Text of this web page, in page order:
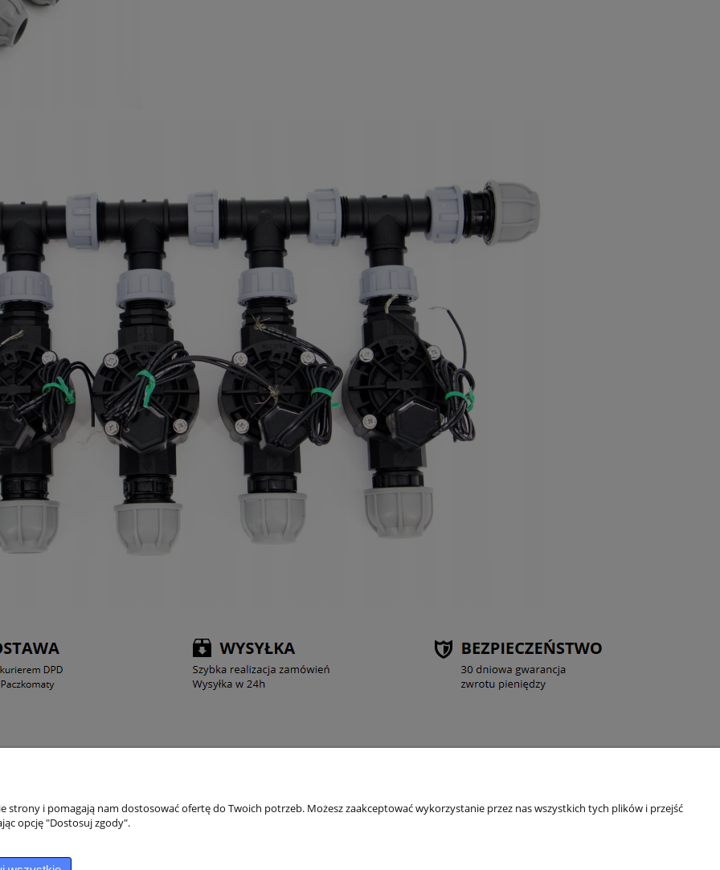
INFORMACJE
Reklamacja i Zwroty
DODATKOWE
strony i pomagają nam dostosować ofertę do Twoich potrzeb. Możesz zaakceptować wykorzystanie przez nas wszystkich tych plików i przejść
opcję "Dostosuj zgody".